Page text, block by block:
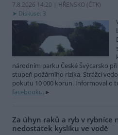
7.8.2026 14:20 | HŘENSKO (ČTK)
Diskuse: 3
národním parku České Švýcarsko
stupeň požárního rizika. Strážci
pokutu 10 000 korun. Informoval o
facebooku.
Za úhyn raků a ryb v rybníce
nedostatek kyslíku ve vodě